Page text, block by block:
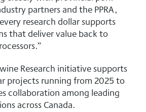
partners and the PPRA,
research dollar supports
that deliver value back to
Research initiative supports
projects running from 2025 to
collaboration among leading
across Canada.